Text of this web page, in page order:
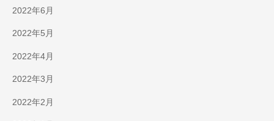
2022年6月
2022年5月
2022年4月
2022年3月
2022年2月